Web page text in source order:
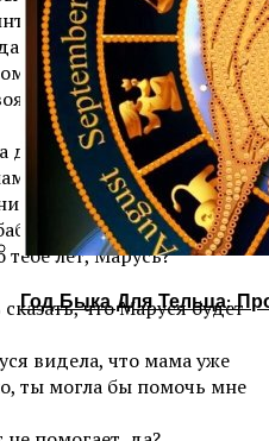
Год Быка Для Тельца:
А на даче я с
вы были маленькие. И
что есть тогда было
очередь. И вообще, я не
диване и с улыбкой
и бабушки.
есть внуки! Маленькие
указала на Марусю.
лет, Марусь?
что Маруся будет
видела, что мама уже
ты могла бы помочь мне